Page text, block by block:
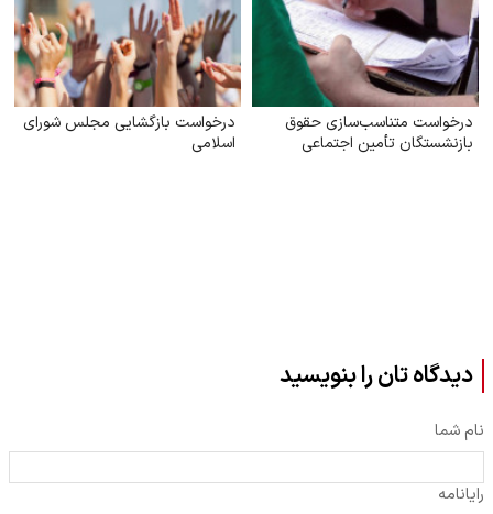
درخواست متناسب‌سازی حقوق
بازنشستگان تأمین اجتماعی
درخواست بازگشایی مجلس شورای
اسلامی
دیدگاه تان را بنویسید
نام شما
رایانامه